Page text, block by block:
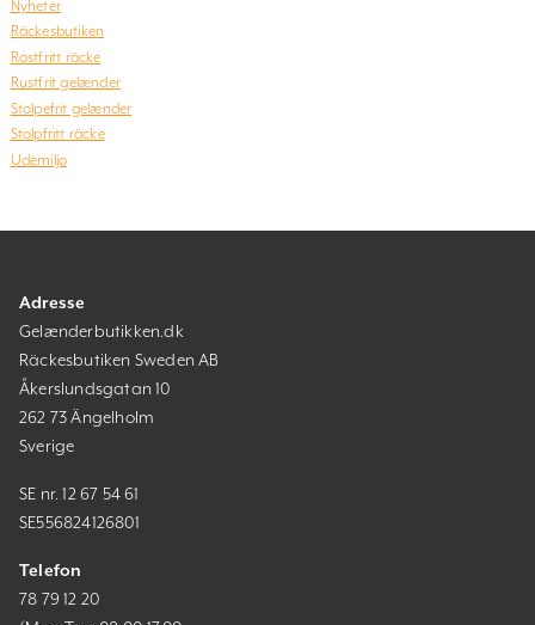
Nyheter
Räckesbutiken
Rostfritt räcke
Rustfrit gelænder
Stolpefrit gelænder
Stolpfritt räcke
Udemiljø
Adresse
Gelænderbutikken.dk
Räckesbutiken Sweden AB
Åkerslundsgatan 10
262 73 Ängelholm
Sverige
SE nr. 12 67 54 61
SE556824126801
Telefon
78 79 12 20